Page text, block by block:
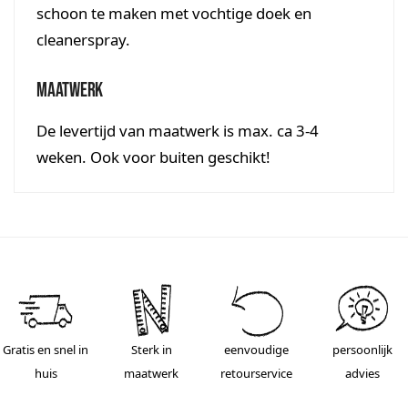
schoon te maken met vochtige doek en
cleanerspray.
Maatwerk
De levertijd van maatwerk is max. ca 3-4
weken. Ook voor buiten geschikt!
Gratis en snel in
huis
Sterk in
maatwerk
eenvoudige
retourservice
persoonlijk
advies